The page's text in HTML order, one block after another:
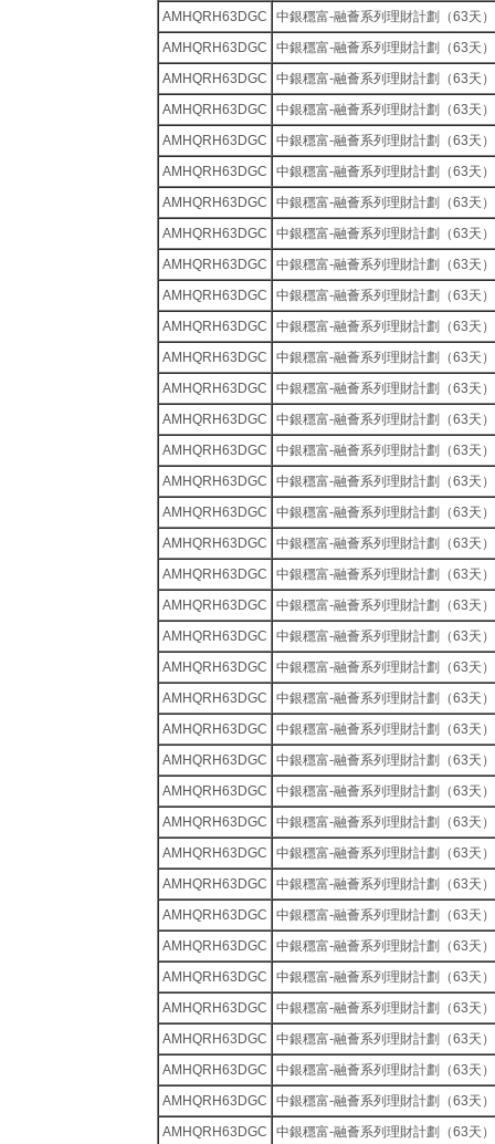
AMHQRH63DGC
中銀穩富-融薈系列理財計劃（63天）
AMHQRH63DGC
中銀穩富-融薈系列理財計劃（63天）
AMHQRH63DGC
中銀穩富-融薈系列理財計劃（63天）
AMHQRH63DGC
中銀穩富-融薈系列理財計劃（63天）
AMHQRH63DGC
中銀穩富-融薈系列理財計劃（63天）
AMHQRH63DGC
中銀穩富-融薈系列理財計劃（63天）
AMHQRH63DGC
中銀穩富-融薈系列理財計劃（63天）
AMHQRH63DGC
中銀穩富-融薈系列理財計劃（63天）
AMHQRH63DGC
中銀穩富-融薈系列理財計劃（63天）
AMHQRH63DGC
中銀穩富-融薈系列理財計劃（63天）
AMHQRH63DGC
中銀穩富-融薈系列理財計劃（63天）
AMHQRH63DGC
中銀穩富-融薈系列理財計劃（63天）
AMHQRH63DGC
中銀穩富-融薈系列理財計劃（63天）
AMHQRH63DGC
中銀穩富-融薈系列理財計劃（63天）
AMHQRH63DGC
中銀穩富-融薈系列理財計劃（63天）
AMHQRH63DGC
中銀穩富-融薈系列理財計劃（63天）
AMHQRH63DGC
中銀穩富-融薈系列理財計劃（63天）
AMHQRH63DGC
中銀穩富-融薈系列理財計劃（63天）
AMHQRH63DGC
中銀穩富-融薈系列理財計劃（63天）
AMHQRH63DGC
中銀穩富-融薈系列理財計劃（63天）
AMHQRH63DGC
中銀穩富-融薈系列理財計劃（63天）
AMHQRH63DGC
中銀穩富-融薈系列理財計劃（63天）
AMHQRH63DGC
中銀穩富-融薈系列理財計劃（63天）
AMHQRH63DGC
中銀穩富-融薈系列理財計劃（63天）
AMHQRH63DGC
中銀穩富-融薈系列理財計劃（63天）
AMHQRH63DGC
中銀穩富-融薈系列理財計劃（63天）
AMHQRH63DGC
中銀穩富-融薈系列理財計劃（63天）
AMHQRH63DGC
中銀穩富-融薈系列理財計劃（63天）
AMHQRH63DGC
中銀穩富-融薈系列理財計劃（63天）
AMHQRH63DGC
中銀穩富-融薈系列理財計劃（63天）
AMHQRH63DGC
中銀穩富-融薈系列理財計劃（63天）
AMHQRH63DGC
中銀穩富-融薈系列理財計劃（63天）
AMHQRH63DGC
中銀穩富-融薈系列理財計劃（63天）
AMHQRH63DGC
中銀穩富-融薈系列理財計劃（63天）
AMHQRH63DGC
中銀穩富-融薈系列理財計劃（63天）
AMHQRH63DGC
中銀穩富-融薈系列理財計劃（63天）
AMHQRH63DGC
中銀穩富-融薈系列理財計劃（63天）